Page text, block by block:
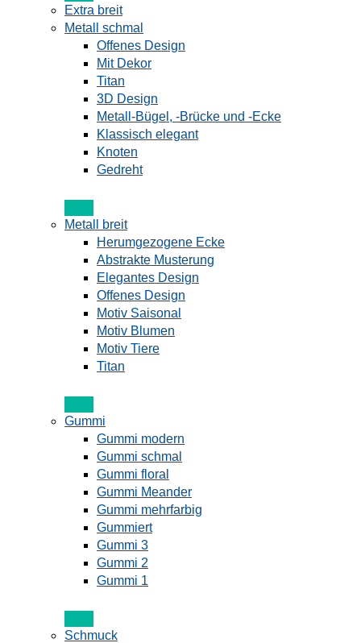
Extra breit
Metall schmal
Offenes Design
Mit Dekor
Titan
3D Design
Metall-Bügel, -Brücke und -Ecke
Klassisch elegant
Knoten
Gedreht
Metall breit
Herumgezogene Ecke
Abstrakte Musterung
Elegantes Design
Offenes Design
Motiv Saisonal
Motiv Blumen
Motiv Tiere
Titan
Gummi
Gummi modern
Gummi schmal
Gummi floral
Gummi Meander
Gummi mehrfarbig
Gummiert
Gummi 3
Gummi 2
Gummi 1
Schmuck